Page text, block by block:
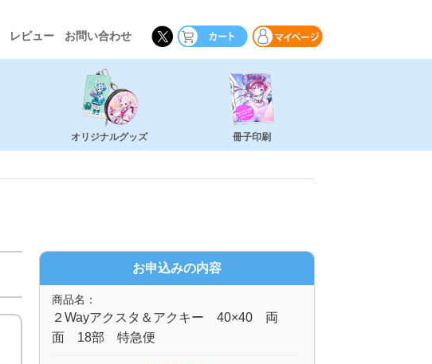
レビュー お問い合わせ
オリジナルグッズ 冊子印刷
お申込みの内容
商品名：
２Wayアクスタ＆アクキー 40×40 両
面 18部 特急便